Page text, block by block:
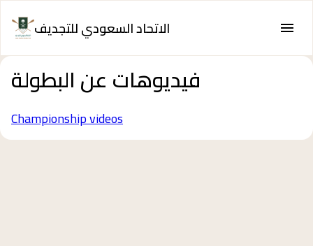
الاتحاد السعودي للتجديف
فيديوهات عن البطولة
Championship videos